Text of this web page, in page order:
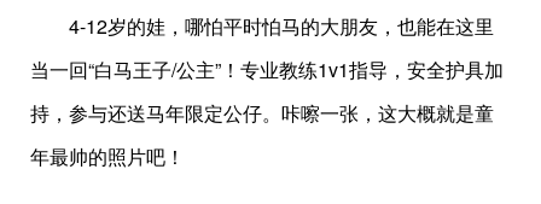
4-12岁的娃，哪怕平时怕马的大朋友，也能在这里
当一回“白马王子/公主”！专业教练1v1指导，安全护具加
持，参与还送马年限定公仔。咔嚓一张，这大概就是童
年最帅的照片吧！